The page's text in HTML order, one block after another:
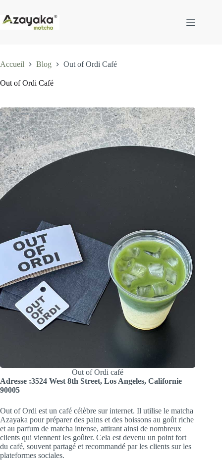
contenu
Accueil Blog Out of Ordi Café
Out of Ordi Café
Out of Ordi café
Adresse :3524 West 8th Street, Los Angeles, Californie
90005
Out of Ordi est un café célèbre sur internet. Il utilise le matcha
Azayaka pour préparer des pains et des boissons au goût riche
et au parfum de matcha intense, attirant ainsi de nombreux
clients qui viennent les goûter. Cela est devenu un point fort
du café, souvent partagé et recommandé par les clients sur les
plateformes sociales.